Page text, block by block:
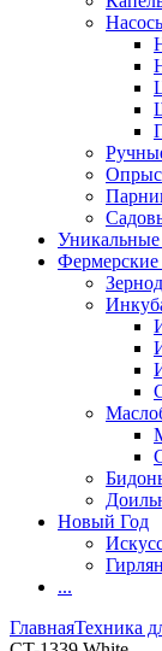
Фермерские
Новый Год
...
ГлавнаяТехника